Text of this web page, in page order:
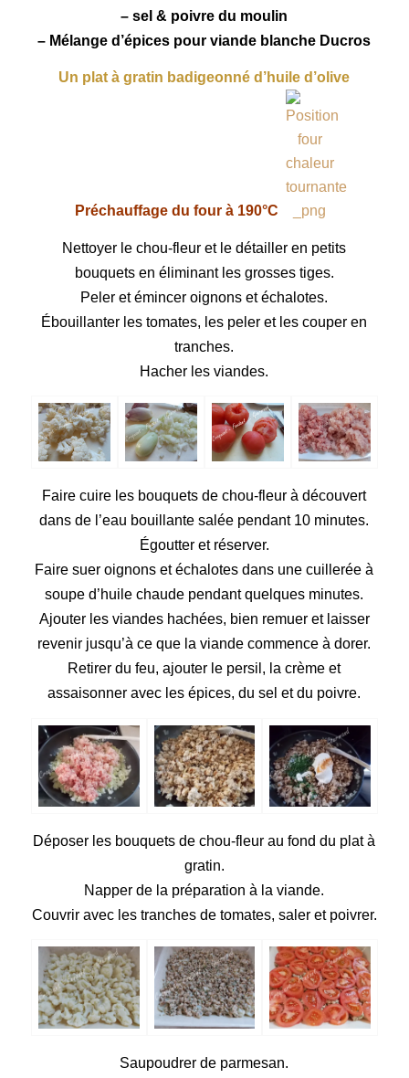
– sel & poivre du moulin
– Mélange d’épices pour viande blanche Ducros
Un plat à gratin badigeonné d’huile d’olive
Préchauffage du four à 190°C
Nettoyer le chou-fleur et le détailler en petits
bouquets en éliminant les grosses tiges.
Peler et émincer oignons et échalotes.
Ébouillanter les tomates, les peler et les couper en
tranches.
Hacher les viandes.
Faire cuire les bouquets de chou-fleur à découvert
dans de l’eau bouillante salée pendant 10 minutes.
Égoutter et réserver.
Faire suer oignons et échalotes dans une cuillerée à
soupe d’huile chaude pendant quelques minutes.
Ajouter les viandes hachées, bien remuer et laisser
revenir jusqu’à ce que la viande commence à dorer.
Retirer du feu, ajouter le persil, la crème et
assaisonner avec les épices, du sel et du poivre.
Déposer les bouquets de chou-fleur au fond du plat à
gratin.
Napper de la préparation à la viande.
Couvrir avec les tranches de tomates, saler et poivrer.
Saupoudrer de parmesan.